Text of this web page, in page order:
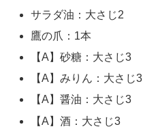
サラダ油：大さじ2
鷹の爪：1本
【A】砂糖：大さじ3
【A】みりん：大さじ3
【A】醤油：大さじ3
【A】酒：大さじ3